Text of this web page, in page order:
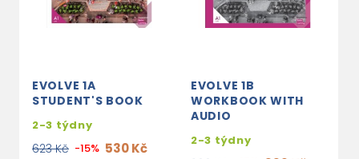
EVOLVE 1A
STUDENT'S BOOK
2-3 týdny
623 Kč -15% 530 Kč
EVOLVE 1B
WORKBOOK WITH
AUDIO
2-3 týdny